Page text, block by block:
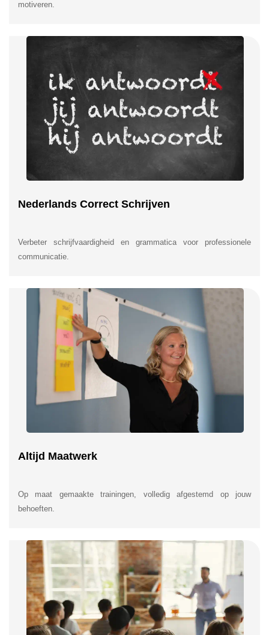
motiveren.
Nederlands Correct Schrijven
Verbeter schrijfvaardigheid en grammatica voor professionele
communicatie.
Altijd Maatwerk
Op maat gemaakte trainingen, volledig afgestemd op jouw
behoeften.